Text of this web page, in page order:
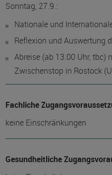
Sonntag, 27.9.:
Nationale und
Reflexion und Auswertung
Abreise (ab 13.00 Uhr, tbc)
Zwischenstop in Rostock
Fachliche
keine Einschränkungen
Gesundheitliche